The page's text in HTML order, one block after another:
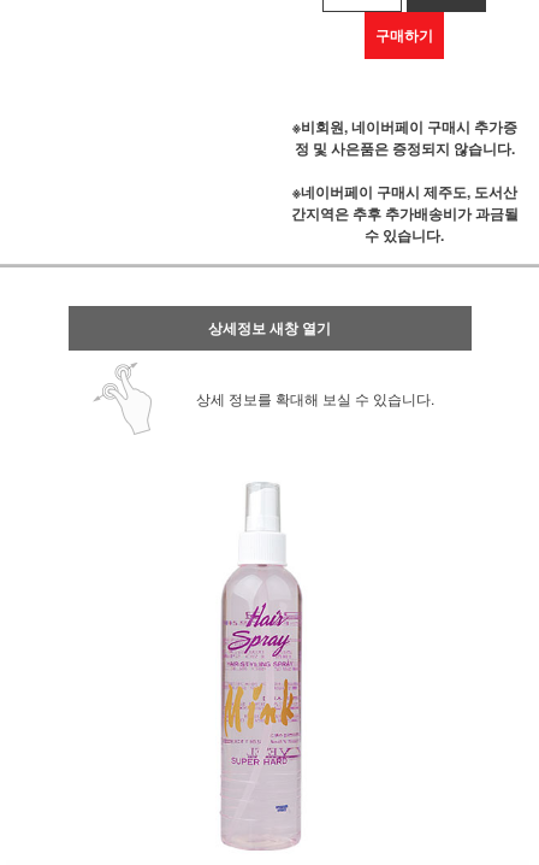
구매하기
※비회원, 네이버페이 구매시 추가증
정 및 사은품은 증정되지 않습니다.
※네이버페이 구매시 제주도, 도서산
간지역은 추후 추가배송비가 과금될
수 있습니다.
상세정보 새창 열기
상세 정보를 확대해 보실 수 있습니다.